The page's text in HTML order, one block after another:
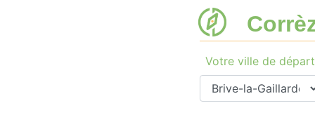
Votre ville de départ